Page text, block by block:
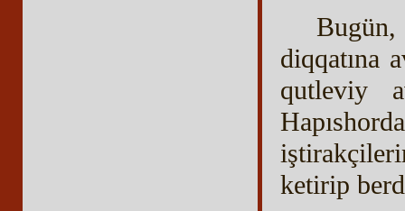
diqqatına
qutleviy
ketirip